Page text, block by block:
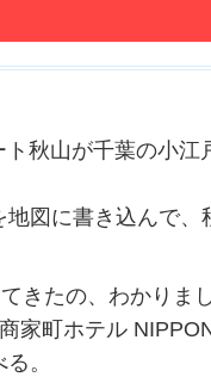
秋山が千葉の小江
図に書き込んで、
きたの、わかりま
家町ホテル
。